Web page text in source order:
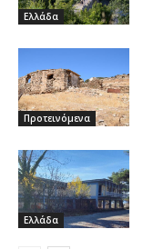
Ελλάδα
Προτεινόμενα
Ελλάδα